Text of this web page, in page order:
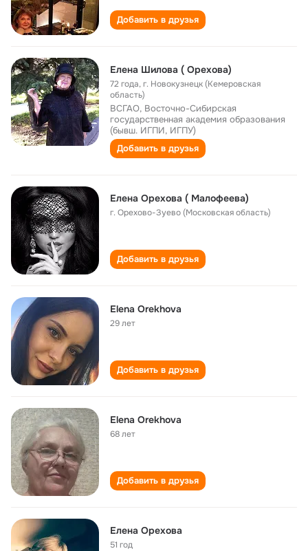
Добавить в друзья
Елена Шилова ( Орехова)
72 года,г. Новокузнецк (Кемеровская
область)
ВСГАО, Восточно-Cибирская
государственная академия образования
(бывш. ИГПИ, ИГПУ)
Добавить в друзья
Елена Орехова ( Малофеева)
г. Орехово-Зуево (Московская область)
Добавить в друзья
Elena Orekhova
29 лет
Добавить в друзья
Elena Orekhova
68 лет
Добавить в друзья
Елена Орехова
51 год